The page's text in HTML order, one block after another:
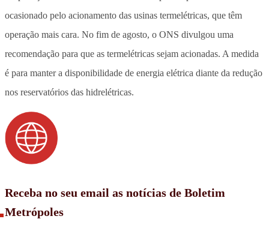
ocasionado pelo acionamento das usinas termelétricas, que têm
operação mais cara. No fim de agosto, o ONS divulgou uma
recomendação para que as termelétricas sejam acionadas. A medida
é para manter a disponibilidade de energia elétrica diante da redução
nos reservatórios das hidrelétricas.
Receba no seu email as notícias de Boletim
Metrópoles